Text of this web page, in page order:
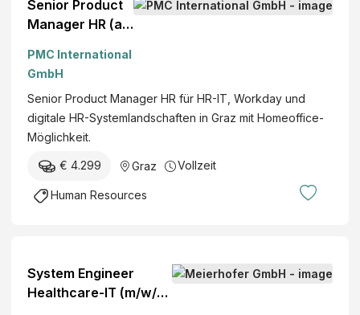
Senior Product
Manager HR (all
PMC International
GmbH
Senior Product Manager HR für HR-IT, Workday und
digitale HR-Systemlandschaften in Graz mit Homeoffice-
Möglichkeit.
€ 4.299 Graz Vollzeit
Human Resources
System Engineer
Healthcare-IT (m/w/d)